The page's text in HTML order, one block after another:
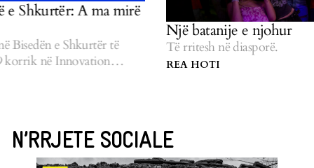
A ma mirë
të
Një batanije e njohur
Të rritesh në diasporë.
REA HOTI
N’RRJETE SOCIALE